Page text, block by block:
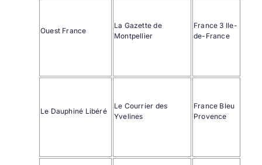
Ouest France
La Gazette de
Montpellier
France 3 Ile-
de-France
Le Dauphiné Libéré
Le Courrier des
Yvelines
France Bleu
Provence